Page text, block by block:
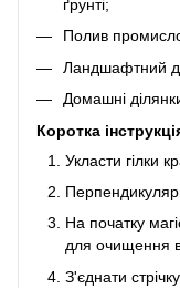
ґрунті;
Полив
Ландшафтний
Домашні
Коротка
Укласти гілки
На початку
для очищення
З'єднати